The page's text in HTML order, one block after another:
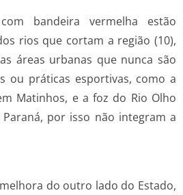
bandeira vermelha estão
rios que cortam a região (10),
áreas urbanas que nunca são
ou práticas esportivas, como a
Matinhos, e a foz do Rio Olho
Paraná, por isso não integram a
do outro lado do Estado,